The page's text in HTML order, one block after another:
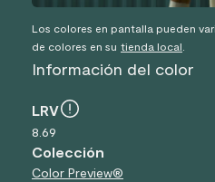
Los colores en pantalla pueden
de colores en su tienda local
Información del color
LRV
8.69
Colección
Color Preview®